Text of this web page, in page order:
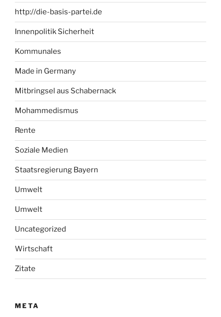
http://die-basis-partei.de
Innenpolitik Sicherheit
Kommunales
Made in Germany
Mitbringsel aus Schabernack
Mohammedismus
Rente
Soziale Medien
Staatsregierung Bayern
Umwelt
Umwelt
Uncategorized
Wirtschaft
Zitate
META